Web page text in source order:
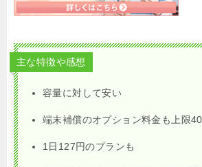
主な特徴や感想
容量に対して安い
端末補償のオプション料金も上限
1日127円のプランも